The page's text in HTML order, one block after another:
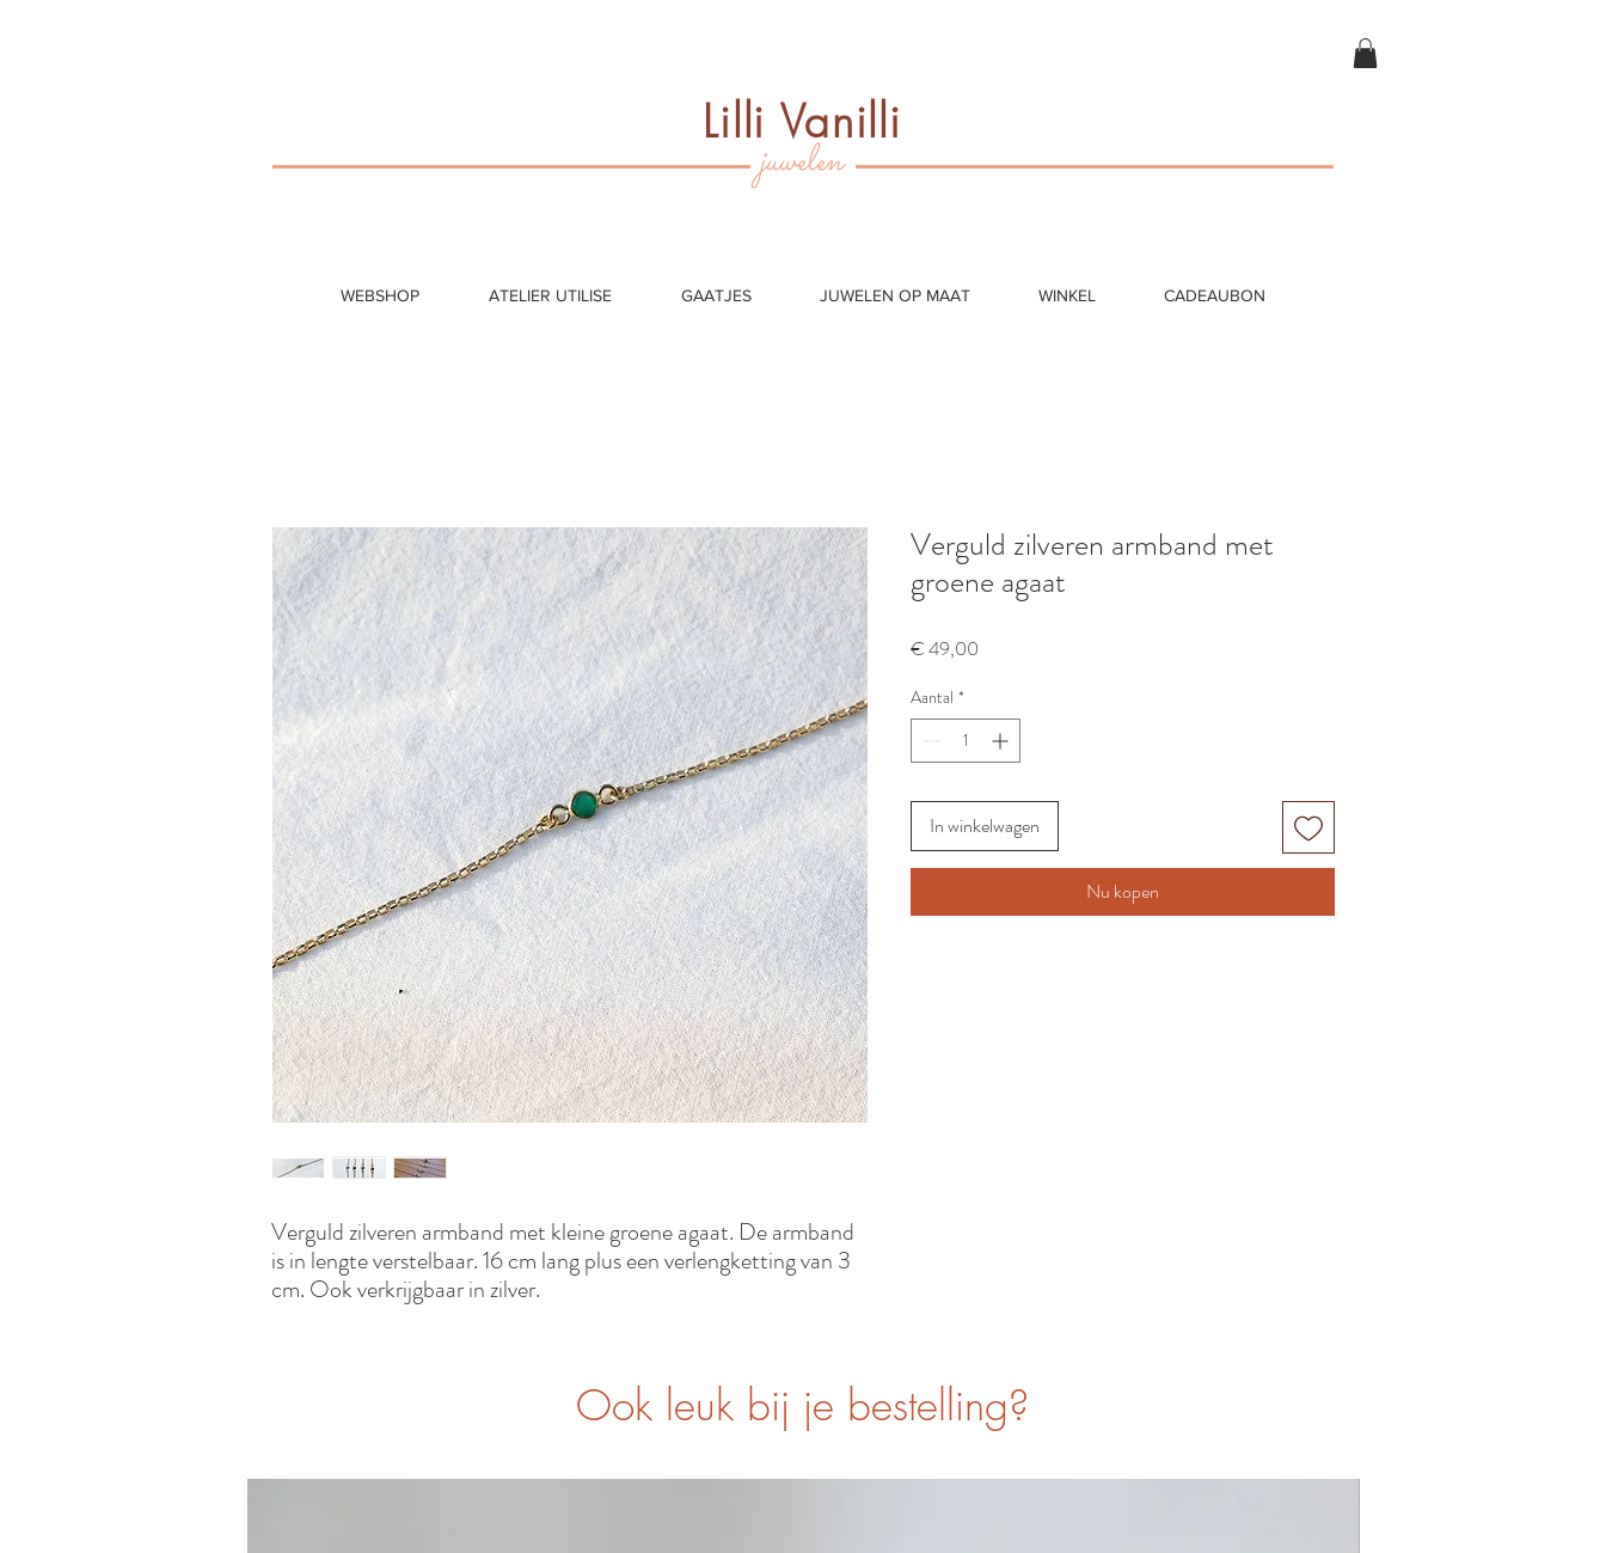
Lilli Vanilli
juwelen
WEBSHOP ATELIER UTILISE GAATJES JUWELEN OP MAAT WINKEL CADEAUBON
Verguld zilveren armband met kleine groene agaat. De armband
is in lengte verstelbaar. 16 cm lang plus een verlengketting van 3
cm. Ook verkrijgbaar in zilver.
Verguld zilveren armband met
groene agaat
€ 49,00
Aantal *
In winkelwagen
Nu kopen
Ook leuk bij je bestelling?